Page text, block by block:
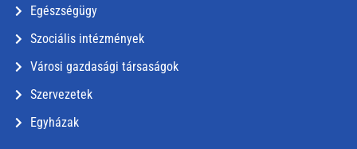
Egészségügy
Szociális intézmények
Városi gazdasági társaságok
Szervezetek
Egyházak